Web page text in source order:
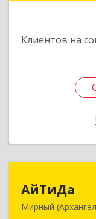
Клиентов на
АйТиДа
Мирный